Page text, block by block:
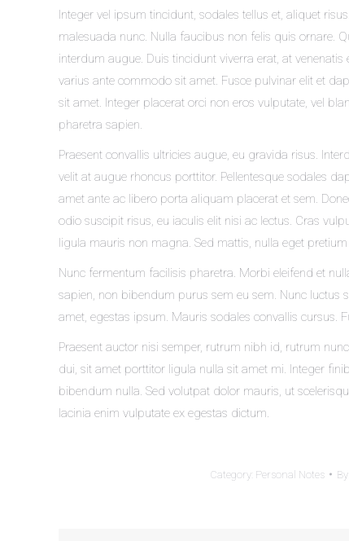
Integer vel ipsum tincidunt, sodales tellus et, aliquet
malesuada nunc. Nulla faucibus non felis quis ornare.
interdum augue. Duis tincidunt viverra erat, at
varius ante commodo sit amet. Fusce pulvinar elit et
sit amet. Integer placerat orci non eros vulputate, vel
pharetra sapien.
Praesent convallis ultricies augue, eu gravida risus.
velit at augue rhoncus porttitor. Pellentesque sodales
amet ante ac libero porta aliquam placerat et sem.
odio suscipit risus, eu iaculis elit nisi ac lectus. Cras
ligula mauris non magna. Sed mattis, nulla eget
Nunc fermentum facilisis pharetra. Morbi eleifend et
sapien, non bibendum purus sem eu sem. Nunc luctus
amet, egestas ipsum. Mauris sodales convallis cursus.
Praesent auctor nisi semper, rutrum nibh id, rutrum
dui, sit amet porttitor ligula nulla sit amet mi. Integer
bibendum nulla. Sed volutpat dolor mauris, ut
lacinia enim vulputate ex egestas dictum.
Category: Personal Notes By